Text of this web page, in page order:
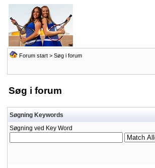
Forum start> Søg i forum
Søg i forum
Søgning Keywords
Søgning ved Key Word